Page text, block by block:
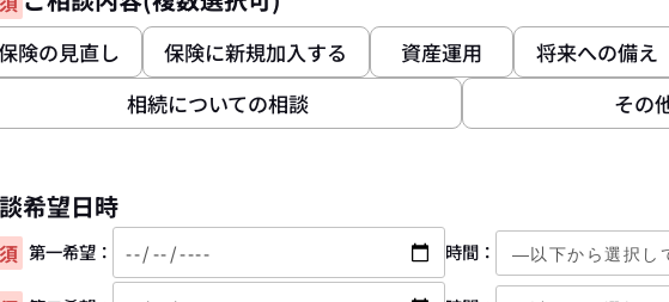
険の見直し 保険に新規加入する 資産運用
将来への備え
相続についての相談
その
希望日時
第一希望： 時間：